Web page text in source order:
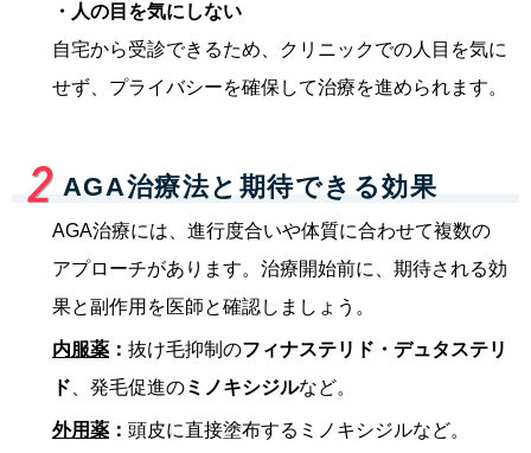
・人の目を気にしない
自宅から受診できるため、クリニックでの人目を気に
せず、プライバシーを確保して治療を進められます。
AGA治療法と期待できる効果
AGA治療には、進行度合いや体質に合わせて複数の
アプローチがあります。治療開始前に、期待される効
果と副作用を医師と確認しましょう。
内服薬 ： 抜け毛抑制のフィナステリド・デュタステリ
ド 、発毛促進のミノキシジルなど。
外用薬 ： 頭皮に直接塗布するミノキシジルなど。